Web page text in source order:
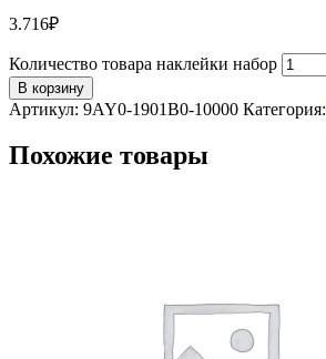
3.716₽
Количество товара наклейки набор
В корзину
Артикул: 9AY0-1901B0-10000 Категория:
Похожие товары